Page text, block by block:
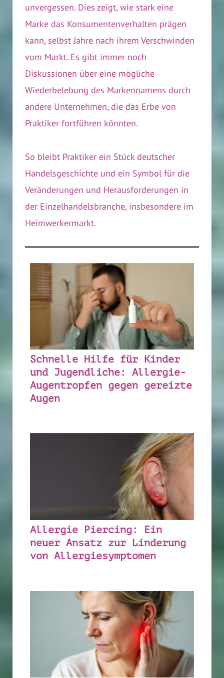
unvergessen. Dies zeigt, wie stark eine
Marke das Konsumentenverhalten prägen
kann, selbst Jahre nach ihrem Verschwinden
vom Markt. Es gibt immer noch
Diskussionen über eine mögliche
Wiederbelebung des Markennamens durch
andere Unternehmen, die das Erbe von
Praktiker fortführen könnten.
So bleibt Praktiker ein Stück deutscher
Handelsgeschichte und ein Symbol für die
Veränderungen und Herausforderungen in
der Einzelhandelsbranche, insbesondere im
Heimwerkermarkt.
Schnelle Hilfe für Kinder
und Jugendliche: Allergie-
Augentropfen gegen gereizte
Augen
Allergie Piercing: Ein
neuer Ansatz zur Linderung
von Allergiesymptomen